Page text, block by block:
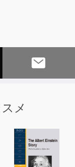
の宗派の違いと歴
決定版です。
宗教の影響を受け
することがありま
ているか、あなた
メ